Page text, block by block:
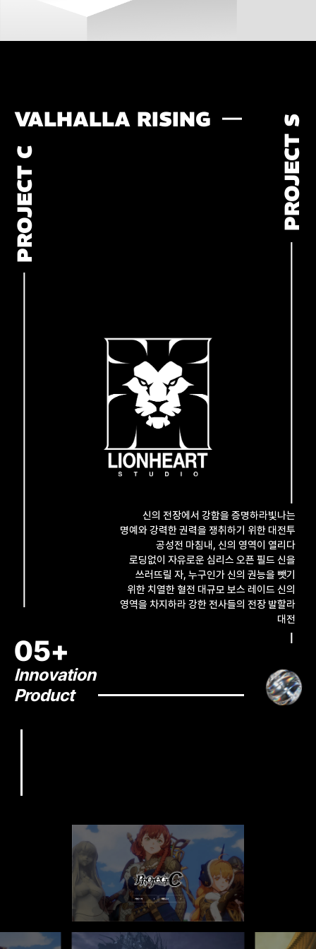
VALHALLA RISING
PROJECT C PROJECT S
05+
Innovation
Product
신의 전장에서 강함을 증명하라빛나는
명예와 강력한 권력을 쟁취하기 위한 대전투
공성전 마침내, 신의 영역이 열리다
로딩없이 자유로운 심리스 오픈 필드신을
쓰러뜨릴 자, 누구인가 신의 권능을 뺏기
위한 치열한 혈전대규모 보스 레이드 신의
영역을 차지하라 강한 전사들의 전장 발할라
대전